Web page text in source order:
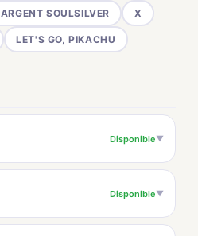
ARGENT SOULSILVER X
LET'S GO, PIKACHU
Disponible▼
Disponible▼